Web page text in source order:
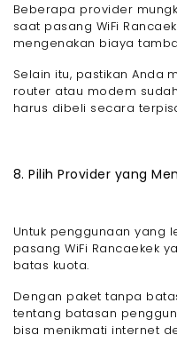
Beberapa provider
saat pasang WiFi
mengenakan biaya
Selain itu, pastikan Anda
router atau modem
harus dibeli secara
8. Pilih Provider yang
Untuk penggunaan yang
pasang WiFi Rancaekek
batas kuota.
Dengan paket tanpa
tentang batasan
bisa menikmati internet